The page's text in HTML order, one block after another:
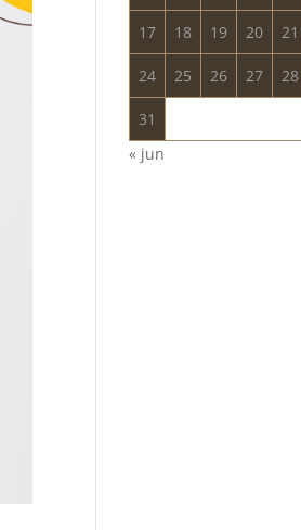
17 18 19 20 21
24 25 26 27 28
31
« jun